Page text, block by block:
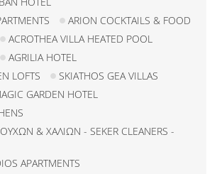
ARION COCKTAILS & FOOD
ACROTHEA VILLA HEATED POOL
AGRILIA HOTEL
LOFTS
SKIATHOS GEA VILLAS
GARDEN HOTEL
& ΧΑΛΙΩΝ - SEKER CLEANERS -
APARTMENTS